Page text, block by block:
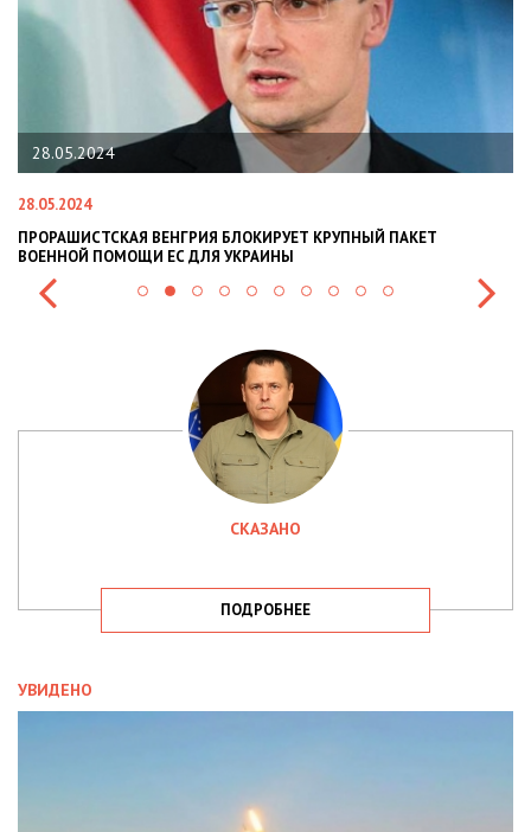
28.05.2024
ВЕНГРИЯ БЛОКИРУЕТ КРУПНЫЙ ПАКЕТ
ПОМОЩИ ЕС ДЛЯ УКРАИНЫ
СКАЗАНО
ПОДРОБНЕЕ
УВИДЕНО